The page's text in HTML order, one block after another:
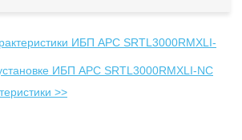
ИБП APC SRTL3000RMXLI-
ИБП APC SRTL3000RMXLI-NC
>>